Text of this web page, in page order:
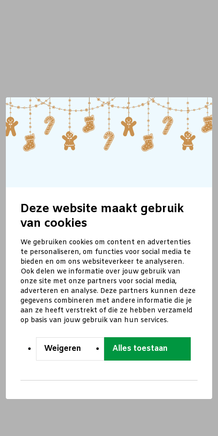
Deze website maakt gebruik
van cookies
We gebruiken cookies om content en advertenties
te personaliseren, om functies voor social media te
bieden en om ons websiteverkeer te analyseren.
Ook delen we informatie over jouw gebruik van
onze site met onze partners voor social media,
adverteren en analyse. Deze partners kunnen deze
gegevens combineren met andere informatie die je
aan ze heeft verstrekt of die ze hebben verzameld
op basis van jouw gebruik van hun services.
Weigeren Alles toestaan